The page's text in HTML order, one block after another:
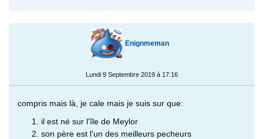
Enignmeman
Lundi 9 Septembre 2019 à 17:16
compris mais là, je cale mais je suis sur que:
il est né sur l'île de Meylor
son père est l'un des meilleurs pecheurs